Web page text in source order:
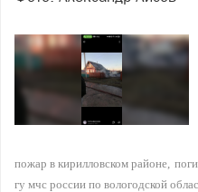
пожар в кирилловском районе
гу мчс россии по вологодской